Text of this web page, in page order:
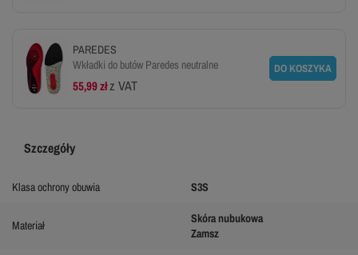
PAREDES
Wkładki do butów Paredes neutralne
55,99 złz VAT
DO KOSZYKA
Szczegóły
Klasa ochrony obuwia S3S
Materiał
Skóra nubukowa
Zamsz